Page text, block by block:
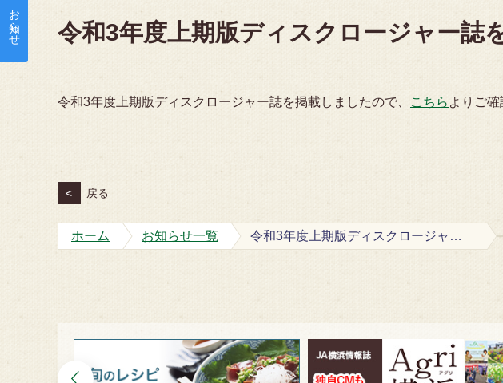
お知らせ 令和3年度上期版ディスクロージャー誌
令和3年度上期版ディスクロージャー誌を掲載しましたので、 こちら よりご確
< 戻る
ホーム お知らせ一覧 令和3年度上期版ディスクロージャー誌を掲載しました。